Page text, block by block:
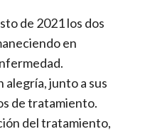
de 2021 los dos
en
alegría, junto a sus
de tratamiento.
del tratamiento,